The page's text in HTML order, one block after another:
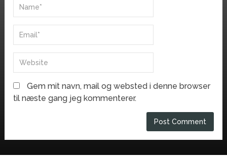
Gem mit navn, mail og websted i denne browser
til næste gang jeg kommenterer.